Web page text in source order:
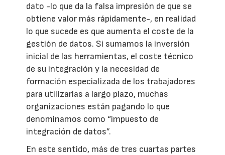
dato -lo que da la falsa impresión de que se
obtiene valor más rápidamente-, en realidad
lo que sucede es que aumenta el coste de la
gestión de datos. Si sumamos la inversión
inicial de las herramientas, el coste técnico
de su integración y la necesidad de
formación especializada de los trabajadores
para utilizarlas a largo plazo, muchas
organizaciones están pagando lo que
denominamos como “impuesto de
integración de datos”.
En este sentido, más de tres cuartas partes